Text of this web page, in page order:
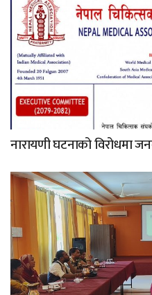
नारायणी घटनाको विरोधमा